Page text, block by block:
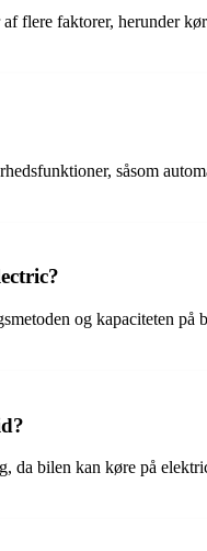
flere faktorer, herunder
såsom
og kapaciteten
bilen kan køre på